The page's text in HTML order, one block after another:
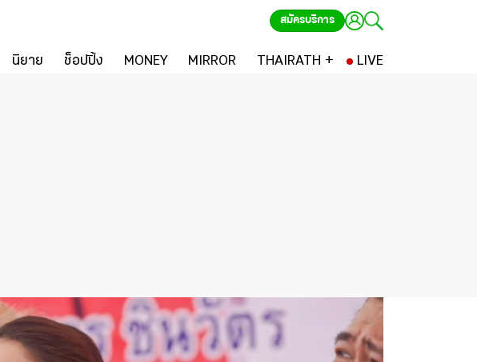
สมัครบริการ
นิยาย ช็อปปิ้ง MONEY MIRROR THAIRATH + LIVE